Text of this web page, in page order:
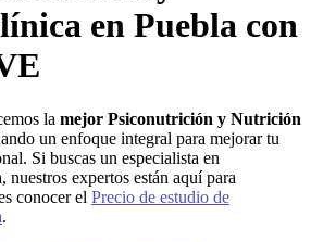
en Puebla con
la mejor Psiconutrición y Nutrición
un enfoque integral para mejorar tu
Si buscas un especialista en
expertos están aquí para
conocer el Precio de estudio de
.